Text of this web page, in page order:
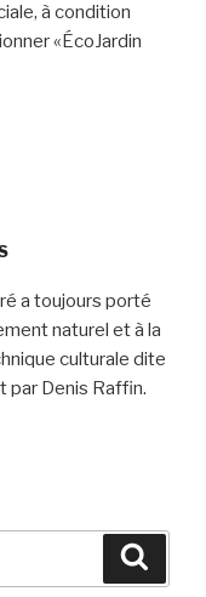
à condition
«ÉcoJardin
a toujours porté
naturel et à la
culturale dite
par Denis Raffin.